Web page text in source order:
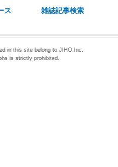
ス 雑誌記事検索
in this site belong to JIHO,Inc.
is strictly prohibited.